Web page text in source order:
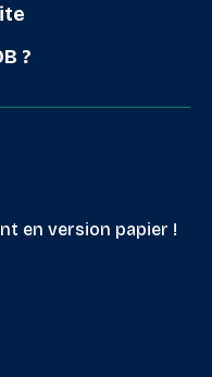
?
en version papier !